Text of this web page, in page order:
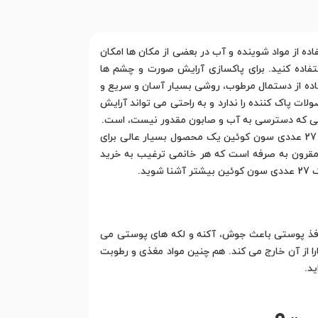
از مواد شوینده و آب در بعضی از مکان ها امکان
کنید. برای پاکسازی آرایش صورت و چشم ها
از دستمال مرطوب، روشی بسیار آسان و سریع و
پاک کننده را ندارد و به راحتی می تواند آرایش
که دسترسی به آب و صابون مقدور نیست، است.
در این مطلب قصد داریم به معرفی یکی از محصولات پرفروش برند سون کوئین بپردازیم. دستمال مرطوب مناسب پوست خشک 27 عددی سون کوئین یک محصول بسیار عالی برای
به صرفه است که هر خانمی ترغیب به خرید
پوستی باعث جوش، آکنه و لکه های پوستی می
از آن خارج می کند. هم چنین مواد مغذی و رطوبت